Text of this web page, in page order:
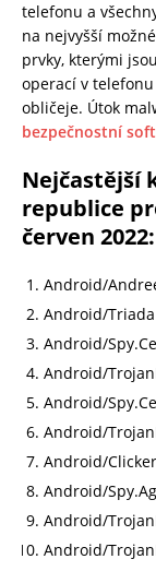
telefonu a
na nejvyšší
prvky, kterými
operací v
obličeje. Útok
bezpečnostní
Nejčastější
republice
červen 2022:
Android/
Android/
Android/
Android/
Android/
Android/
Android/
Android/
Android/
Android/